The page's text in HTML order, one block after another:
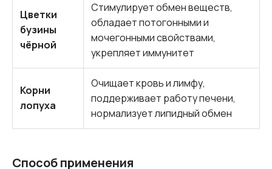
Цветки
бузины
чёрной
Стимулирует обмен веществ,
обладает потогонными и
мочегонными свойствами,
укрепляет иммунитет
Корни
лопуха
Очищает кровь и лимфу,
поддерживает работу печени,
нормализует липидный обмен
Способ применения